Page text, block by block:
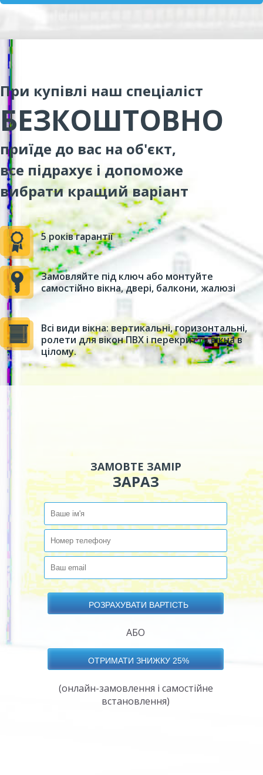
При купівлі наш спеціаліст
БЕЗКОШТОВНО
приїде до вас на об'єкт,
все підрахує і допоможе
вибрати кращий варіант
5 років гарантії
Замовляйте під ключ або монтуйте
самостійно вікна, двері, балкони, жалюзі
Всі види вікна: вертикальні, горизонтальні,
ролети для вікон ПВХ і перекриття вікна в
цілому.
ЗАМОВТЕ ЗАМІР
ЗАРАЗ
АБО
(онлайн-замовлення і самостійне
встановлення)